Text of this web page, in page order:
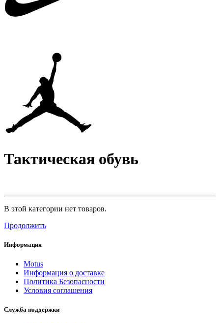
Тактическая обувь
В этой категории нет товаров.
Продолжить
Информация
Motus
Информация о доставке
Политика Безопасности
Условия соглашения
Служба поддержки